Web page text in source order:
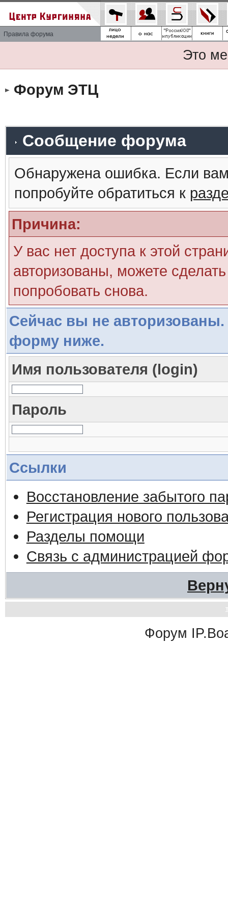
Правила форума
Это
Форум ЭТЦ
Сообщение форума
Обнаружена ошибка. Если
попробуйте обратиться к
Причина:
У вас нет доступа к этой
авторизованы, можете
попробовать снова.
Сейчас вы не авторизованы.
форму ниже.
Имя пользователя (login)
Пароль
Ссылки
Восстановление забытого
Регистрация нового
Разделы помощи
Связь с администрацией
Форум